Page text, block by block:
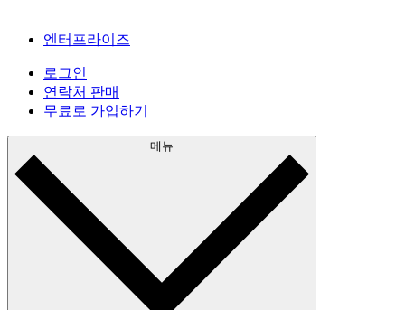
엔터프라이즈
로그인
연락처 판매
무료로 가입하기
메뉴